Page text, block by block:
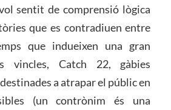
sentit de comprensió lògica
que es contradiuen entre
que indueixen una gran
vincles, Catch 22, gàbies
a atrapar el públic en
(un contrònim és una